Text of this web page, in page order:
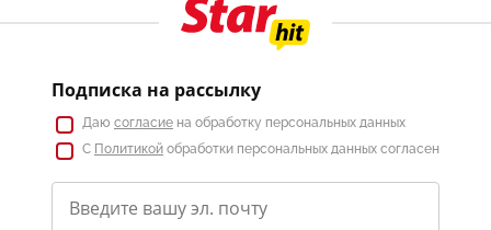
Подписка на рассылку
Даю согласие на обработку персональных данных
С Политикой обработки персональных данных согласен